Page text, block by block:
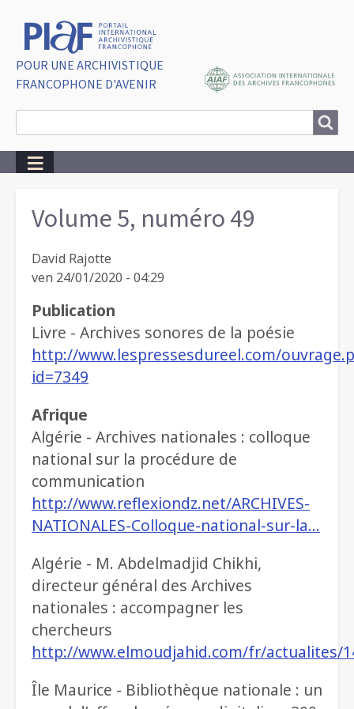
POUR UNE ARCHIVISTIQUE
FRANCOPHONE D'AVENIR
Volume 5, numéro 49
David Rajotte
ven 24/01/2020 - 04:29
Publication
Livre - Archives sonores de la poésie
http://www.lespressesdureel.com/
id=7349
Afrique
Algérie - Archives nationales : colloque
national sur la procédure de
communication
http://www.reflexiondz.net/ARCHIVES-
NATIONALES-Colloque-national-sur-la…
Algérie - M. Abdelmadjid Chikhi,
directeur général des Archives
nationales : accompagner les
chercheurs
http://www.elmoudjahid.com/fr/actualites/
Île Maurice - Bibliothèque nationale : un